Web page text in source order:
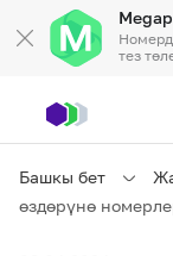
тез
Башкы бет
өздөрүнө